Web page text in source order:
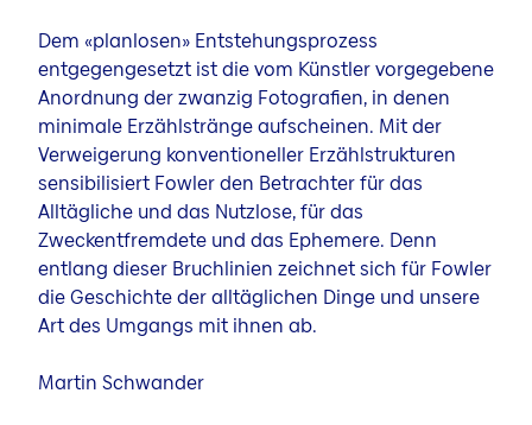
Dem «planlosen» Entstehungsprozess
entgegengesetzt ist die vom Künstler vorgegebene
Anordnung der zwanzig Fotografien, in denen
minimale Erzählstränge aufscheinen. Mit der
Verweigerung konventioneller Erzählstrukturen
sensibilisiert Fowler den Betrachter für das
Alltägliche und das Nutzlose, für das
Zweckentfremdete und das Ephemere. Denn
entlang dieser Bruchlinien zeichnet sich für Fowler
die Geschichte der alltäglichen Dinge und unsere
Art des Umgangs mit ihnen ab.
Martin Schwander